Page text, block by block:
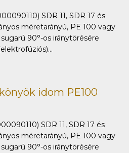
SDR 11, SDR 17 és
méretarányú, PE 100 vagy
90°-os iránytörésére
idom PE100
SDR 11, SDR 17 és
méretarányú, PE 100 vagy
90°-os iránytörésére